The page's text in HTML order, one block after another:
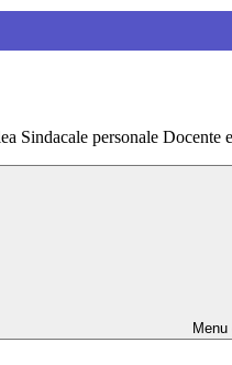
Sindacale personale Docente